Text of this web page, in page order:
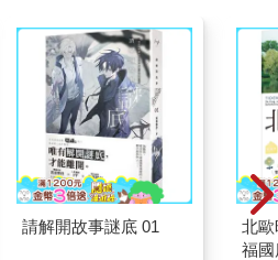
請解開故事謎底 01
北
福